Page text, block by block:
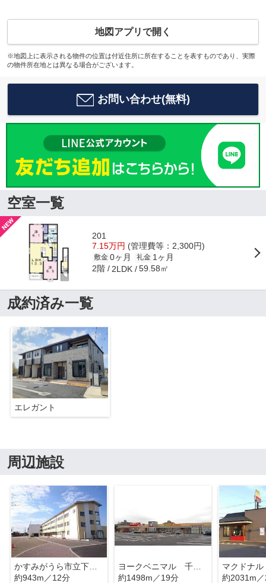
地図アプリで開く
※地図上に表示される物件の位置は付近住所に所在することを表すものであり、実際
の物件所在地とは異なる場合がございます。
お問い合わせ(無料)
空室一覧
201
7.15万円 (管理費等：2,300円)
敷金 0ヶ月 礼金 1ヶ月
2階 2LDK 59.58㎡
成約済み一覧
エレガント
周辺施設
かすみがうら市立下稲吉小学校
約943m／12分
ヨークベニマル 千代田モール店
約1498m／19分
約2031m